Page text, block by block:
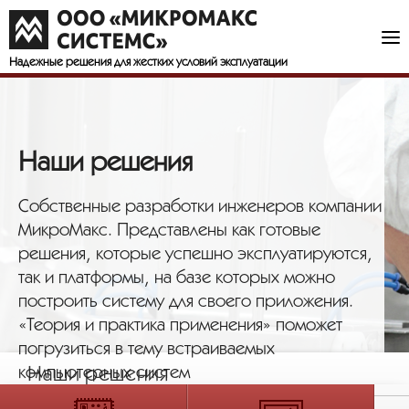
Надежные решения для жестких условий эксплуатации
Наши решения
Собственные разработки инженеров компании
МикроМакс. Представлены как готовые
решения, которые успешно эксплуатируются,
так и платформы, на базе которых можно
построить систему для своего приложения.
«Теория и практика применения» поможет
погрузиться в тему встраиваемых
компьютерных систем
Наши решения